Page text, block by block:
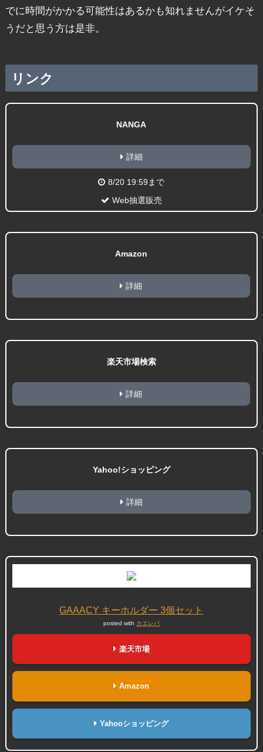
でに時間がかかる可能性はあるかも知れませんがイケそ
うだと思う方は是非。
リンク
NANGA
詳細
8/20 19:59まで
Web抽選販売
Amazon
詳細
楽天市場検索
詳細
Yahoo!ショッピング
詳細
GAAACY キーホルダー 3個セット
posted with カエレバ
楽天市場
Amazon
Yahooショッピング